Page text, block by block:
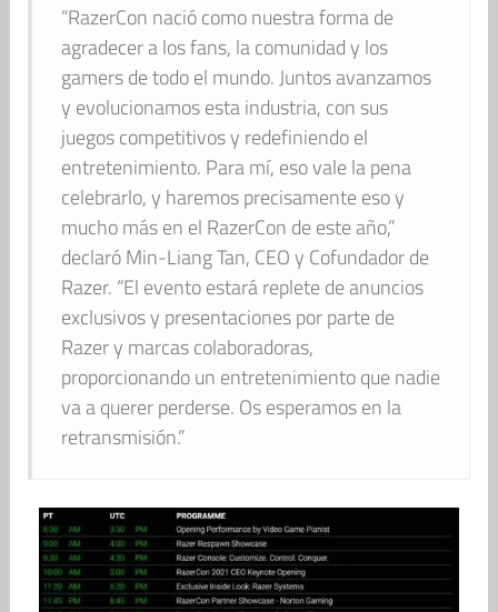
“RazerCon nació como nuestra forma de
agradecer a los fans, la comunidad y los
gamers de todo el mundo. Juntos avanzamos
y evolucionamos esta industria, con sus
juegos competitivos y redefiniendo el
entretenimiento. Para mí, eso vale la pena
celebrarlo, y haremos precisamente eso y
mucho más en el RazerCon de este año,”
declaró Min-Liang Tan, CEO y Cofundador de
Razer. “El evento estará replete de anuncios
exclusivos y presentaciones por parte de
Razer y marcas colaboradoras,
proporcionando un entretenimiento que nadie
va a querer perderse. Os esperamos en la
retransmisión.”